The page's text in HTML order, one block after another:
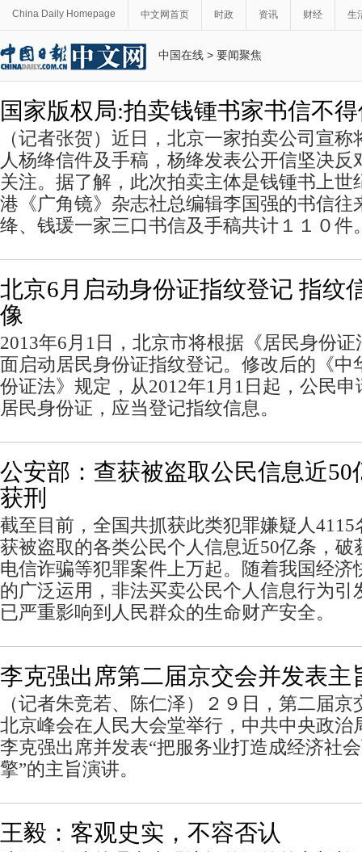
China Daily Homepage 中文网首页 时政 资讯 财经 生
中国在线 > 要闻聚焦
国家版权局:拍卖钱锺书家书信不
（记者张贺）近日，北京一家拍卖公司宣
人杨绛信件及手稿，杨绛发表公开信坚决反
关注。据了解，此次拍卖主体是钱锺书上世
港《广角镜》杂志社总编辑李国强的书信往
绛、钱瑗一家三口书信及手稿共计１１０件
北京6月启动身份证指纹登记 指纹
像
2013年6月1日，北京市将根据《居民身份
面启动居民身份证指纹登记。修改后的《中
份证法》规定，从2012年1月1日起，公民
居民身份证，应当登记指纹信息。
公安部：查获被盗取公民信息近50
获刑
截至目前，全国共抓获此类犯罪嫌疑人4115
获被盗取的各类公民个人信息近50亿条，破
电信诈骗等犯罪案件上万起。随着我国经济
的广泛运用，非法买卖公民个人信息行为引
已严重影响到人民群众的生命财产安全。
李克强出席第二届京交会并发表主
（记者朱竞若、陈仁泽）２９日，第二届
北京峰会在人民大会堂举行，中共中央政治
李克强出席并发表“把服务业打造成经济社
擎”的主旨演讲。
王毅：客观史实，不容否认